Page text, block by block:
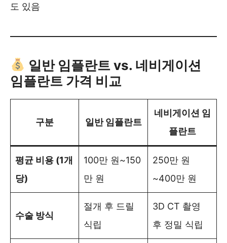
도 있음
일반 임플란트 vs. 네비게이션
임플란트 가격 비교
구분 일반 임플란트
네비게이션 임
플란트
평균 비용 (1개
당)
100만 원~150
만 원
250만 원
~400만 원
수술 방식
절개 후 드릴
식립
3D CT 촬영
후 정밀 식립